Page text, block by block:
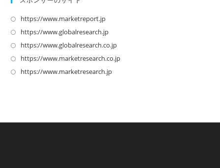
https://www.marketreport.jp新
し
い
タ
ブ
https://www.globalresearch.jp新
し
い
タ
https://www.globalresearch.co.jp新
し
https://www.marketresearch.co.jp新
https://www.marketresearch.jp新
ブ